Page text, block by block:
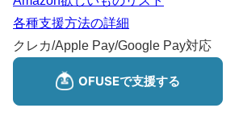
各種支援方法の詳細
クレカ/Apple Pay/Google Pay対応